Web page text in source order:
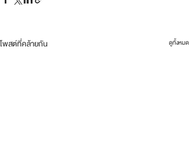
โพสต์ที่คล้ายกัน ดูทั้งหมด